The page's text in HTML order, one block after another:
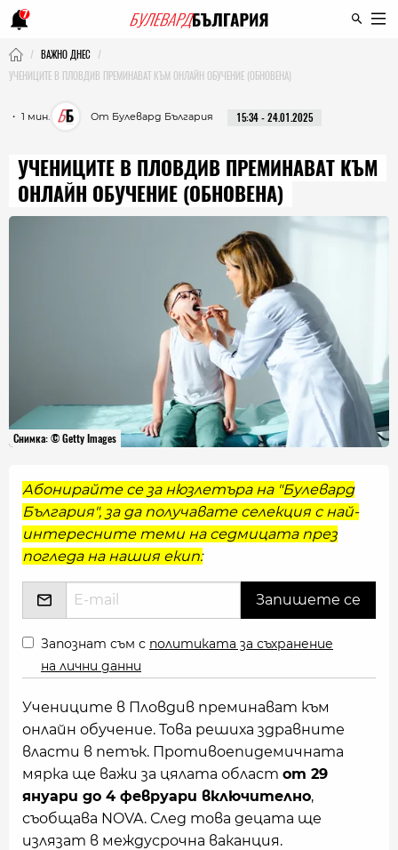
7
ВАЖНО ДНЕС
УЧЕНИЦИТЕ В ПЛОВДИВ ПРЕМИНАВАТ КЪМ ОНЛАЙН ОБУЧЕНИЕ (ОБНОВЕНА)
・ 1 мин. От Булевард България 15:34 - 24.01.2025
УЧЕНИЦИТЕ В ПЛОВДИВ ПРЕМИНАВАТ КЪМ
ОНЛАЙН ОБУЧЕНИЕ (ОБНОВЕНА)
Снимка: © Getty Images
Абонирайте се за нюзлетъра на "Булевард
България", за да получавате селекция с най-
интересните теми на седмицата през
погледа на нашия екип:
Запознат съм с политиката за съхранение
на лични данни
Учениците в Пловдив преминават към
онлайн обучение. Това решиха здравните
власти в петък. Противоепидемичната
мярка ще важи за цялата област от 29
януари до 4 февруари включително,
съобщава NOVA. След това децата ще
излязат в междусрочна ваканция.